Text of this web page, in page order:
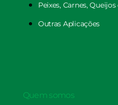
Quem somos
Peixes, Carnes,
Outras Aplicações